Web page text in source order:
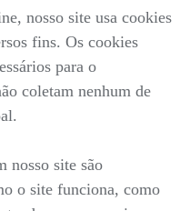
nosso site usa cookies
fins. Os cookies
para o
coletam nenhum de
nosso site são
o site funciona, como